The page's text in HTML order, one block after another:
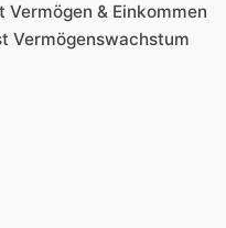
Vermögen & Einkommen
Vermögenswachstum